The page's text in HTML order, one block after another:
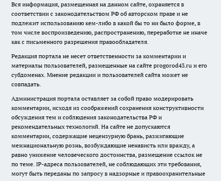
Вся информация, размещенная на данном сайте, охраняется в
соответствии с законодательством РФ об авторском праве и не
подлежит использованию кем-либо в какой бы то ни было форме, в
том числе воспроизведению, распространению, переработке не иначе
как с письменного разрешения правообладателя.
Редакция портала не несет ответственности за комментарии и
материалы пользователей, размещенные на сайте progorod43.ru и его
субдоменах. Мнение редакции и пользователей сайта может не
совпадать.
Администрация портала оставляет за собой право модерировать
комментарии, исходя из соображений сохранения конструктивности
обсуждения тем и соблюдения законодательства РФ и
рекомендательных технологий. На сайте не допускаются
комментарии, содержащие нецензурную брань, разжигающие
межнациональную рознь, возбуждающие ненависть или вражду, а
равно унижение человеческого достоинства, размещение ссылок не
по теме. IP-адреса пользователей, не соблюдающих эти требования,
могут быть переданы по запросу в надзорные и правоохранительные